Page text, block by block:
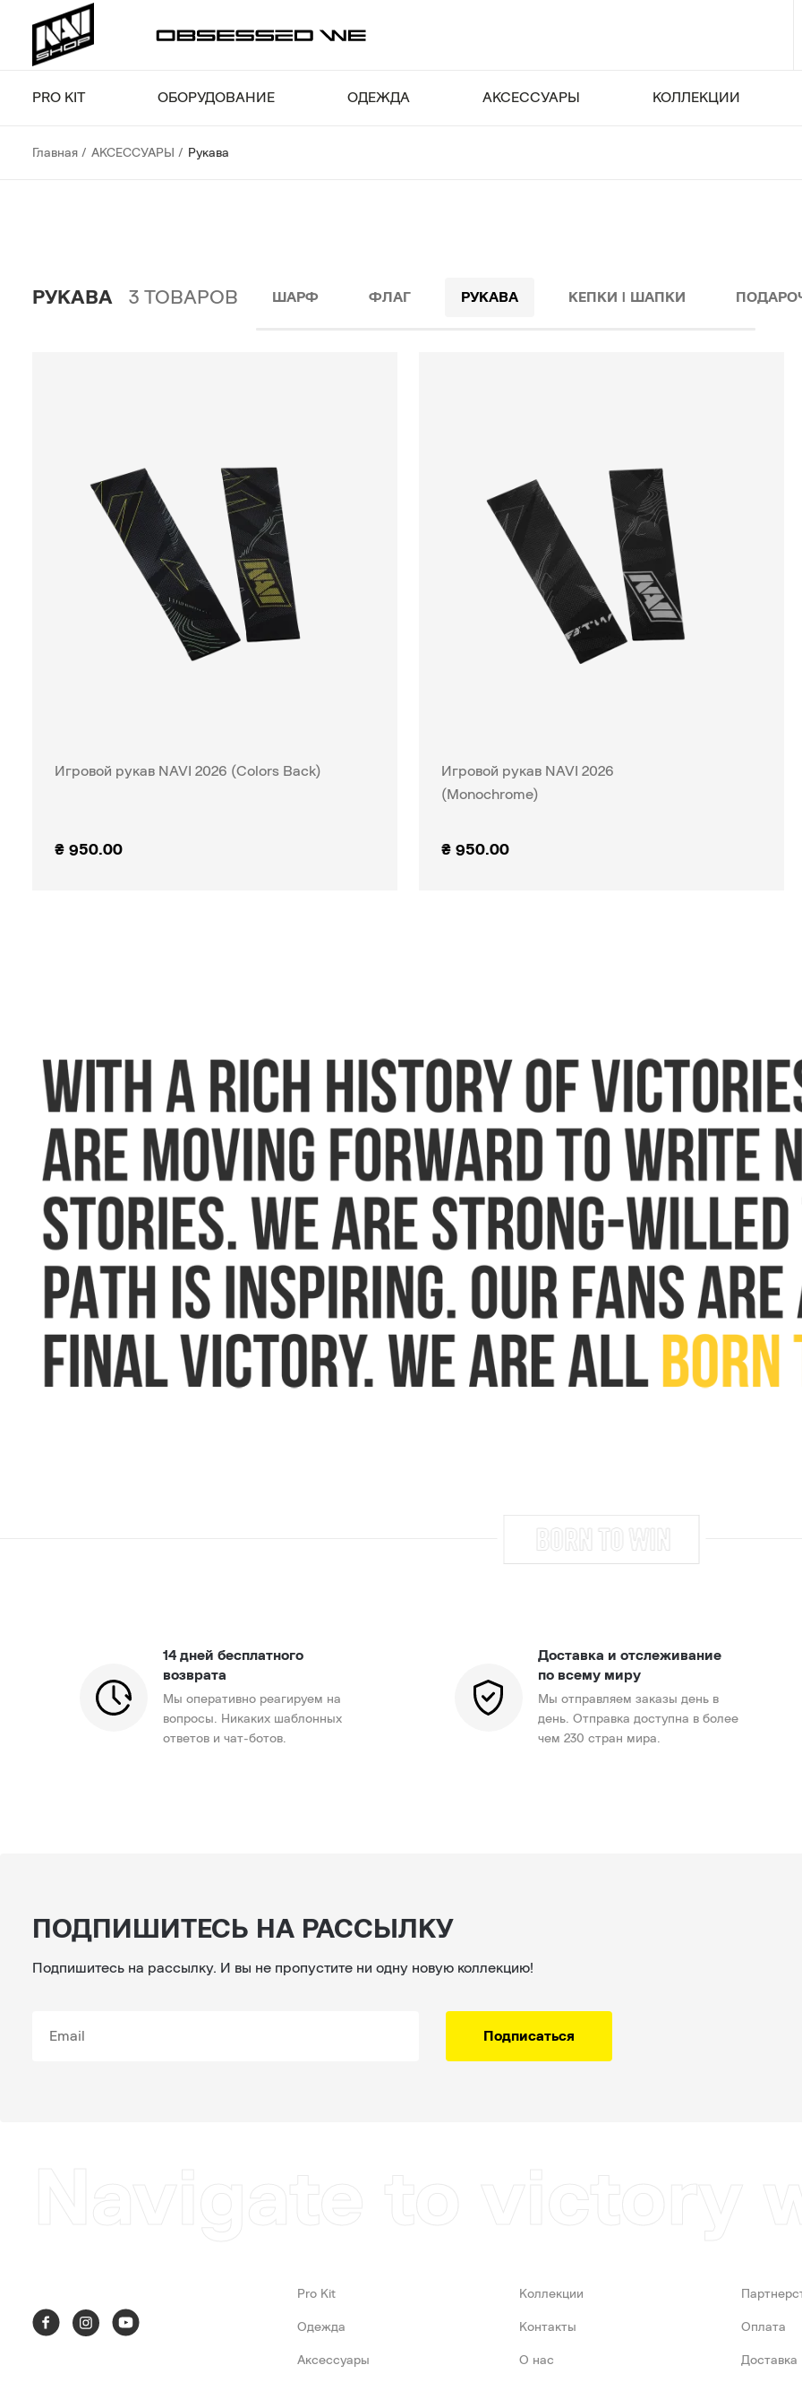
PRO KIT ОБОРУДОВАНИЕ ОДЕЖДА АКСЕССУАРЫ КОЛЛЕКЦИИ
Главная АКСЕССУАРЫ Рукава
РУКАВА 3 ТОВАРОВ ШАРФ ФЛАГ РУКАВА КЕПКИ | ШАПКИ
Игровой рукав NAVI 2026 (Colors Back)
₴ 950.00
Игровой рукав NAVI 2026
(Monochrome)
₴ 950.00
14 дней бесплатного
возврата
Мы оперативно реагируем на
вопросы. Никаких шаблонных
ответов и чат-ботов.
Доставка и отслеживание
по всему миру
Мы отправляем заказы день в
день. Отправка доступна в более
чем 230 стран мира.
ПОДПИШИТЕСЬ НА РАССЫЛКУ
Подпишитесь на рассылку. И вы не пропустите ни одну новую коллекцию!
Подписаться
Pro Kit
Одежда
Аксессуары
Коллекции
Контакты
О нас
Оплата
Доставка